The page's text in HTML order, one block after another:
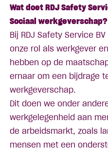
Wat doet RDJ Safety
Sociaal werkgeverschap?
Bij RDJ Safety Service
onze rol als werkgever
hebben op de
ernaar om een bijdrage
werkgeverschap.
Dit doen we onder
werkgelegenheid aan
de arbeidsmarkt, zoals
mensen met een